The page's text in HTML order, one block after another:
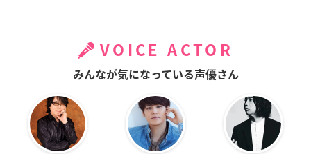
VOICE ACTOR
みんなが気になっている声優さん